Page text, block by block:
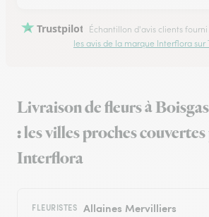
Trustpilot Échantillon d'avis clients
les avis de la marque Interflora sur
Livraison de fleurs à
: les villes proches
Interflora
FLEURISTES Allaines Mervilliers